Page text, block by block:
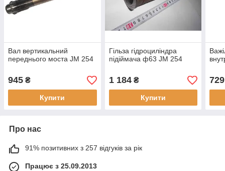
Вал вертикальний
переднього моста JM 254
945 ₴
Купити
Гільза гідроциліндра
підіймача ф63 JM 254
1 184₴
Купити
729
Про нас
91% позитивних з 257 відгуків за рік
Працює з 25.09.2013